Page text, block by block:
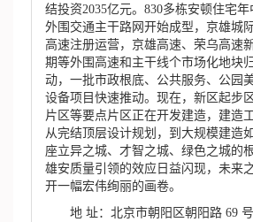
结投资2035亿元。830多栋安顿住宅年
外围交通主干路网开始成型，京雄城
高速注册运营，京雄高速、荣乌高速
期等外围高速和主干线个市场化地块
动，一批市政根底、公共服务、公园
设备项目快速推动。现在，新区起步
片区等要点片区正在开发建造，建造
从完结顶层设计规划，到大规模建造
座立异之城、才智之城、绿色之城的
雄安质量引领的效应日益闪现，未来
开一幅宏伟绚丽的画卷。
地 址：北京市朝阳区朝阳路 69 号